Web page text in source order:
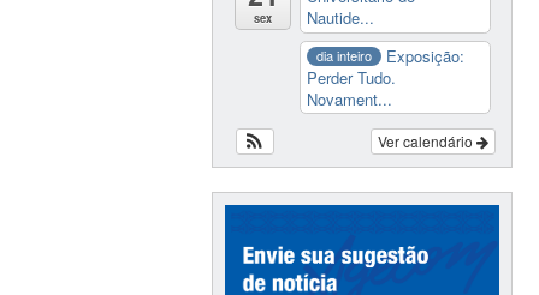
sex
Nautide...
dia inteiro
Exposição:
Perder Tudo.
Novament...
Ver calendário